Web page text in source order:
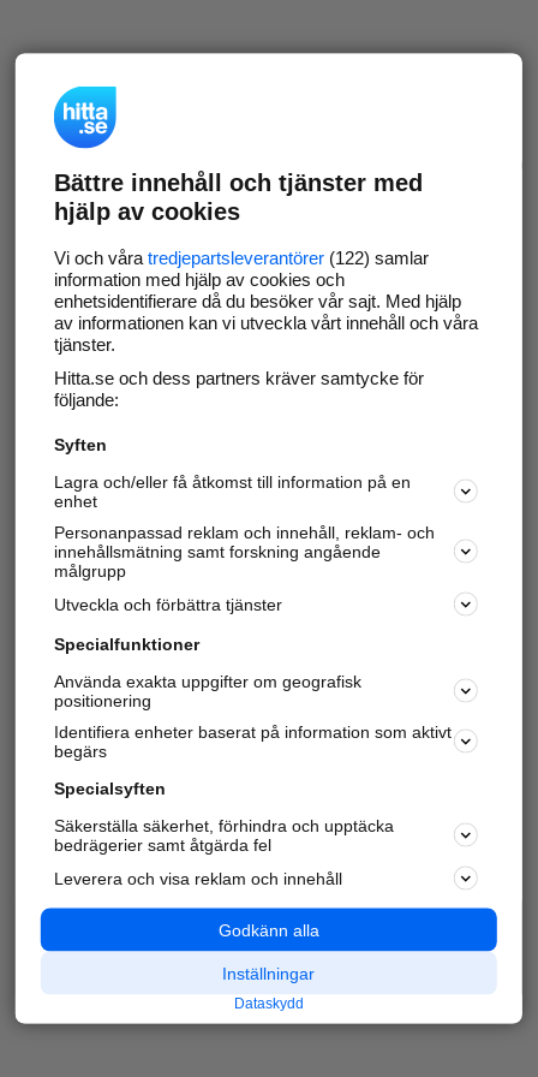
Bättre innehåll och tjänster med
hjälp av cookies
Vi och våra tredjepartsleverantörer(122) samlar
information med hjälp av cookies och
enhetsidentifierare då du besöker vår sajt. Med hjälp
av informationen kan vi utveckla vårt innehåll och våra
tjänster.
Hitta.se och dess partners kräver samtycke för
följande:
Syften
Lagra och/eller få åtkomst till information på en
enhet
Personanpassad reklam och innehåll, reklam- och
innehållsmätning samt forskning angående
målgrupp
Utveckla och förbättra tjänster
Specialfunktioner
Använda exakta uppgifter om geografisk
positionering
Identifiera enheter baserat på information som aktivt
begärs
Specialsyften
Säkerställa säkerhet, förhindra och upptäcka
bedrägerier samt åtgärda fel
Leverera och visa reklam och innehåll
Godkänn alla
Inställningar
Dataskydd